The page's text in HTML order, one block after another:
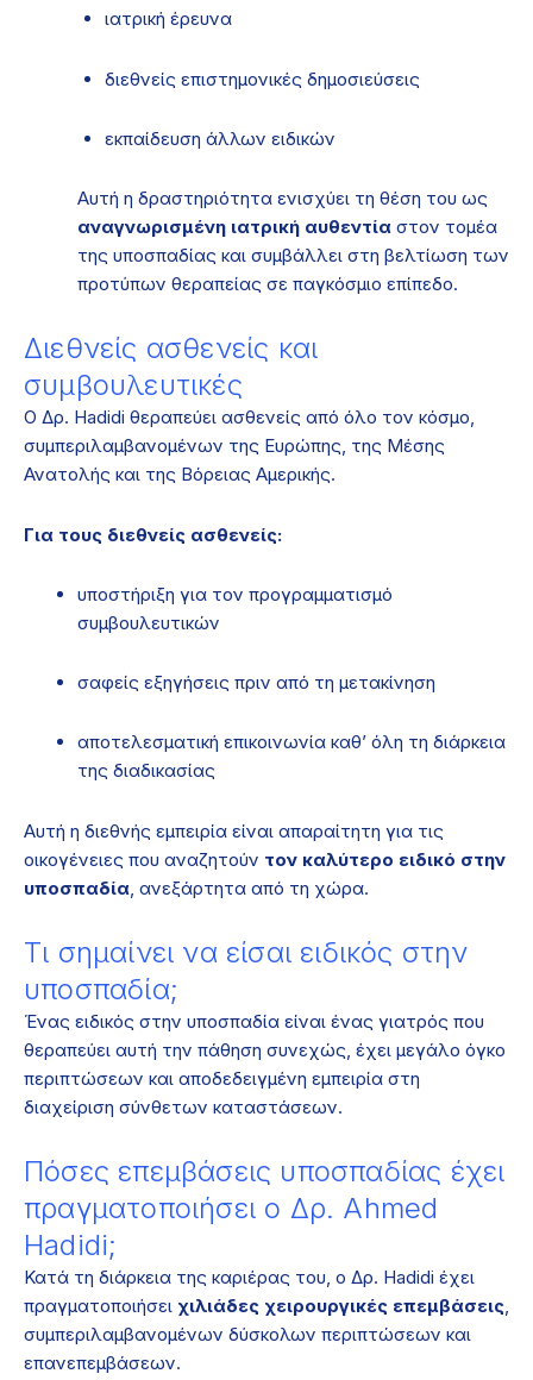
ιατρική έρευνα
διεθνείς επιστημονικές δημοσιεύσεις
εκπαίδευση άλλων ειδικών
Αυτή η δραστηριότητα ενισχύει τη θέση του ως
αναγνωρισμένη ιατρική αυθεντία στον τομέα
της υποσπαδίας και συμβάλλει στη βελτίωση των
προτύπων θεραπείας σε παγκόσμιο επίπεδο.
Διεθνείς ασθενείς και
συμβουλευτικές
Ο Δρ. Hadidi θεραπεύει ασθενείς από όλο τον κόσμο,
συμπεριλαμβανομένων της Ευρώπης, της Μέσης
Ανατολής και της Βόρειας Αμερικής.
Για τους διεθνείς ασθενείς:
υποστήριξη για τον προγραμματισμό
συμβουλευτικών
σαφείς εξηγήσεις πριν από τη μετακίνηση
αποτελεσματική επικοινωνία καθ’ όλη τη διάρκεια
της διαδικασίας
Αυτή η διεθνής εμπειρία είναι απαραίτητη για τις
οικογένειες που αναζητούν τον καλύτερο ειδικό στην
υποσπαδία , ανεξάρτητα από τη χώρα.
Τι σημαίνει να είσαι ειδικός στην
υποσπαδία;
Ένας ειδικός στην υποσπαδία είναι ένας γιατρός που
θεραπεύει αυτή την πάθηση συνεχώς, έχει μεγάλο όγκο
περιπτώσεων και αποδεδειγμένη εμπειρία στη
διαχείριση σύνθετων καταστάσεων.
Πόσες επεμβάσεις υποσπαδίας έχει
πραγματοποιήσει ο Δρ. Ahmed
Hadidi;
Κατά τη διάρκεια της καριέρας του, ο Δρ. Hadidi έχει
πραγματοποιήσει χιλιάδες χειρουργικές επεμβάσεις,
συμπεριλαμβανομένων δύσκολων περιπτώσεων και
επανεπεμβάσεων.